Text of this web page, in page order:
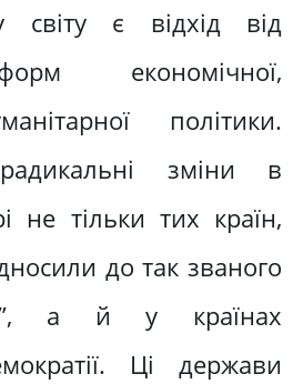
світу є відхід від
економічної,
політики.
зміни в
не тільки тих країн,
до так званого
а й у країнах
Ці держави